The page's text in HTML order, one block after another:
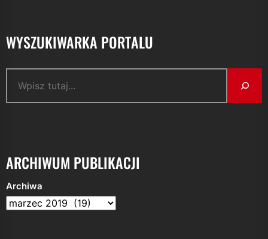
WYSZUKIWARKA PORTALU
ARCHIWUM PUBLIKACJI
Archiwa